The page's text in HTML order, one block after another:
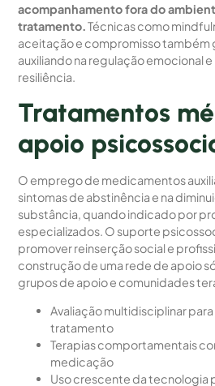
acompanhamento fora do
tratamento.Técnicas como
aceitação e compromisso também
auxiliando na regulação emocional
resiliência.
Tratamentos
apoio
O emprego de medicamentos
sintomas de abstinência e na
substância, quando indicado por
especializados. O suporte
promover reinserção social e
construção de uma rede de apoio
grupos de apoio e comunidades
Avaliação multidisciplinar
tratamento
Terapias comportamentais
medicação
Uso crescente da tecnologia